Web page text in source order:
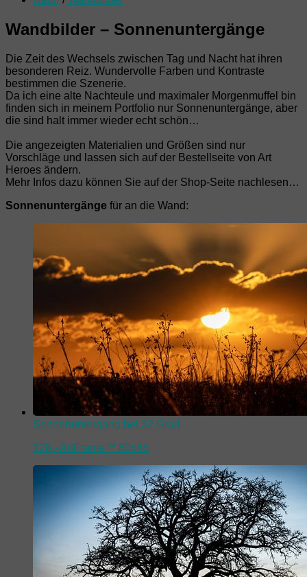
Wandbilder – Sonnenuntergänge
Die Zeit des Wechsels zwischen Tag und Nacht hat ihren
besonderen Reiz. Wundervolle Farben und Kontraste
bestimmen die Szenerie.
Da ich eine alte Nachteule und maximaler Morgenmuffel bin
finden sich in meinem Portfolio nur Sonnenuntergänge, aber
die sind halt immer wieder echt schön…
Die angezeigten Materialien und Größen sind nur
Vorschläge und lassen sich auf der Bestellseite von Art
Heroes ändern.
Mehr Infos dazu können Sie auf der Shop-Seite nachlesen…
Sonnenuntergänge für an die Wand:
Sonnenuntergang bei 32 Grad
128,-ArtFrame™ 80x45